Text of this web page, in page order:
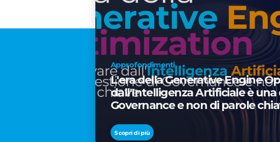
Approfondimenti
L'era della Generative Engine
dall'Intelligenza Artificiale è
Governance e non di parole
Scopri di più